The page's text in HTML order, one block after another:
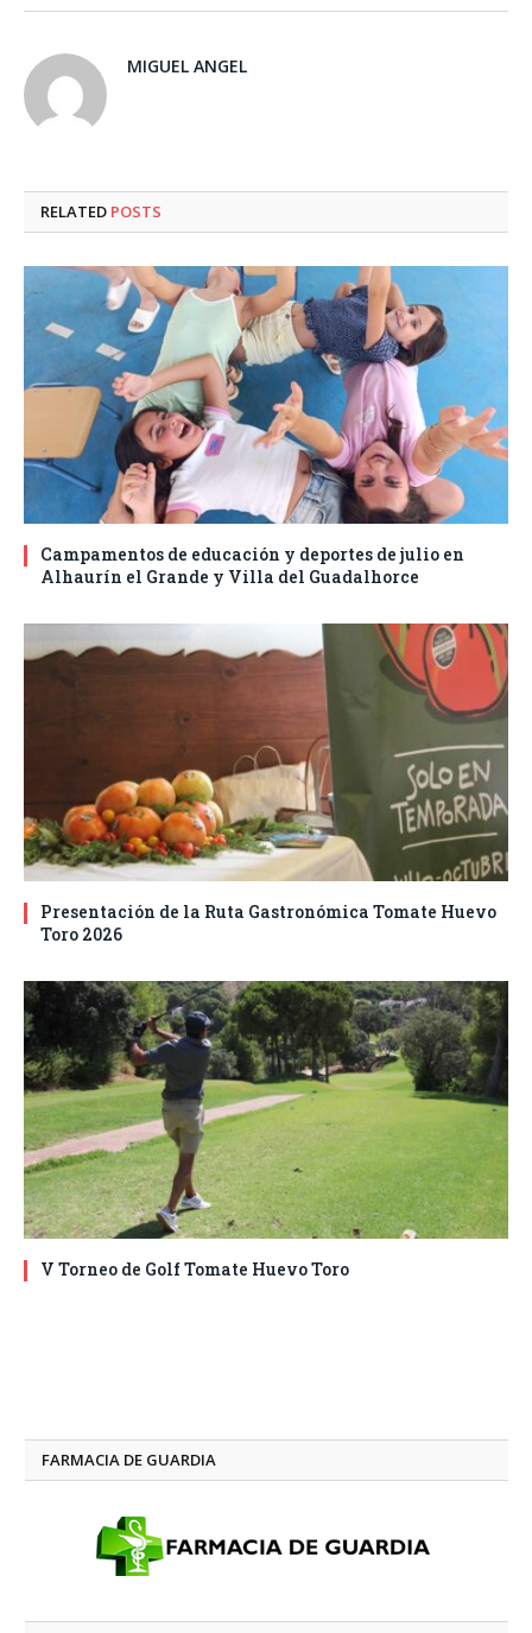
MIGUEL ANGEL
RELATED POSTS
Campamentos de educación y deportes de julio en
Alhaurín el Grande y Villa del Guadalhorce
Presentación de la Ruta Gastronómica Tomate Huevo
Toro 2026
V Torneo de Golf Tomate Huevo Toro
FARMACIA DE GUARDIA